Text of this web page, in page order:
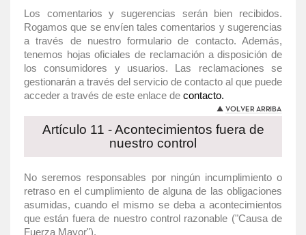
Los comentarios y sugerencias serán bien recibidos.
Rogamos que se envíen tales comentarios y sugerencias
a través de nuestro formulario de contacto. Además,
tenemos hojas oficiales de reclamación a disposición de
los consumidores y usuarios. Las reclamaciones se
gestionarán a través del servicio de contacto al que puede
acceder a través de este enlace de contacto.
Artículo 11 - Acontecimientos fuera de
nuestro control
No seremos responsables por ningún incumplimiento o
retraso en el cumplimiento de alguna de las obligaciones
asumidas, cuando el mismo se deba a acontecimientos
que están fuera de nuestro control razonable ("Causa de
Fuerza Mayor").